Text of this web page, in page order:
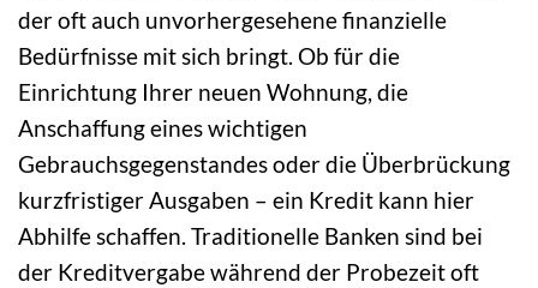
der oft auch unvorhergesehene finanzielle
Bedürfnisse mit sich bringt. Ob für die
Einrichtung Ihrer neuen Wohnung, die
Anschaffung eines wichtigen
Gebrauchsgegenstandes oder die Überbrückung
kurzfristiger Ausgaben – ein Kredit kann hier
Abhilfe schaffen. Traditionelle Banken sind bei
der Kreditvergabe während der Probezeit oft